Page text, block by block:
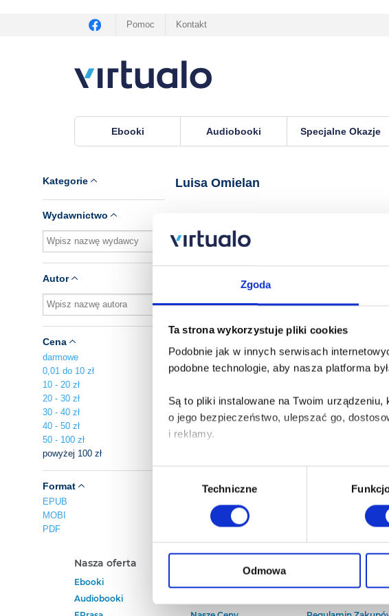
Zgoda
Ta strona wykorzystuje pliki cookies
Podobnie jak w innych serwisach
podobne technologie, aby nasza platforma
Są to pliki instalowane na Twoim
o jego bezpieczeństwo, ulepszać go,
i reklamy.
Poza plikami, które są nam niezbędne do
Twojej zgody.
Każda udzielona zgoda poprawi Twoje
Wybór
Techniczne
Odmowa
Pomoc Kontakt
Ebooki Audiobooki Specjalne Okazje
Kategorie
Wydawnictwo
Autor
Cena
darmowe
0,01 do 10 zł
10 - 20 zł
20 - 30 zł
30 - 40 zł
40 - 50 zł
50 - 100 zł
powyżej 100 zł
Format
EPUB
MOBI
PDF
Luisa Omielan
Nasza oferta
Ebooki
Audiobooki